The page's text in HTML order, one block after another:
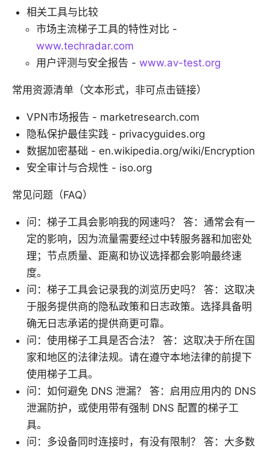
相关工具与比较
市场主流梯子工具的特性对比 -
www.techradar.com
用户评测与安全报告 - www.av-test.org
常用资源清单（文本形式，非可点击链接）
VPN市场报告 - marketresearch.com
隐私保护最佳实践 - privacyguides.org
数据加密基础 - en.wikipedia.org/wiki/Encryption
安全审计与合规性 - iso.org
常见问题（FAQ）
问：梯子工具会影响我的网速吗？ 答：通常会有一
定的影响，因为流量需要经过中转服务器和加密处
理；节点质量、距离和协议选择都会影响最终速
度。
问：梯子工具会记录我的浏览历史吗？ 答：这取决
于服务提供商的隐私政策和日志政策。选择具备明
确无日志承诺的提供商更可靠。
问：使用梯子工具是否合法？ 答：这取决于所在国
家和地区的法律法规。请在遵守本地法律的前提下
使用梯子工具。
问：如何避免 DNS 泄漏？ 答：启用应用内的 DNS
泄漏防护，或使用带有强制 DNS 配置的梯子工
具。
问：多设备同时连接时，有没有限制？ 答：大多数